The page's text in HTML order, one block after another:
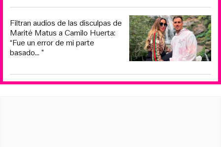
Filtran audios de las disculpas de
Marité Matus a Camilo Huerta:
“Fue un error de mi parte
basado... ”